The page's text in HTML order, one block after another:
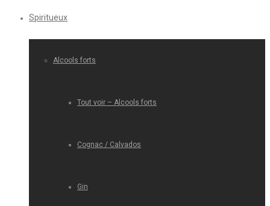
Spiritueux
Alcools forts
Tout voir – Alcools forts
Cognac / Calvados
Gin